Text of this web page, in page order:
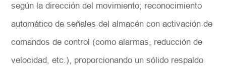
según la dirección del movimiento; reconocimiento
automático de señales del almacén con activación de
comandos de control (como alarmas, reducción de
velocidad, etc.), proporcionando un sólido respaldo